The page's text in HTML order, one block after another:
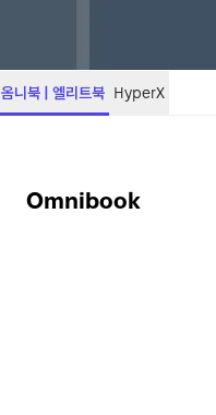
옴니북 | 엘리트북 HyperX
Omnibook